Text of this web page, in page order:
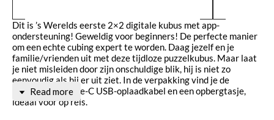
Dit is ’s Werelds eerste 2×2 digitale kubus met app-
ondersteuning! Geweldig voor beginners! De perfecte manier
om een echte cubing expert te worden. Daag jezelf en je
familie/vrienden uit met deze tijdloze puzzelkubus. Maar laat
je niet misleiden door zijn onschuldige blik, hij is niet zo
eenvoudig als hij er uit ziet. In de verpakking vind je de
GoCube 2×2, type-C USB-oplaadkabel en een opbergtasje,
ideaal voor op reis.
Read more